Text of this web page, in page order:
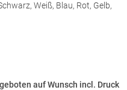
Weiß, Blau, Rot, Gelb,
auf Wunsch incl. Druck